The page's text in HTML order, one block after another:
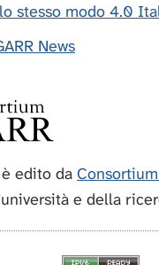
stesso modo 4.0
News
è edito da Consortium
e della